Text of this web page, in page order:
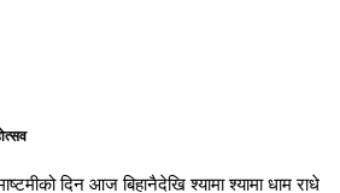
दिन आज बिहानैदेखि श्यामा श्यामा धाम राधे